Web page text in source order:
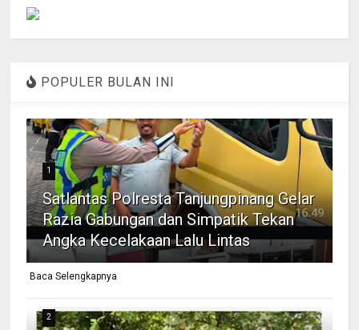
POPULER BULAN INI
1
Satlantas Polresta Tanjungpinang Gelar
Razia Gabungan dan Simpatik Tekan
Angka Kecelakaan Lalu Lintas
Baca Selengkapnya
2